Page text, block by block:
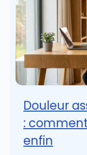
Douleur
:
enfin